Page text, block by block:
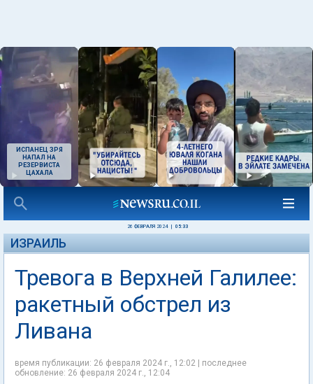
ИСПАНЕЦ ЗРЯ
НАПАЛ НА
РЕЗЕРВИСТА
ЦАХАЛА
26 ФЕВРАЛЯ 2024 05:33
ИЗРАИЛЬ
Тревога в Верхней Галилее:
ракетный обстрел из
Ливана
время публикации: 26 февраля 2024 г., 12:02 | последнее
обновление: 26 февраля 2024 г., 12:04